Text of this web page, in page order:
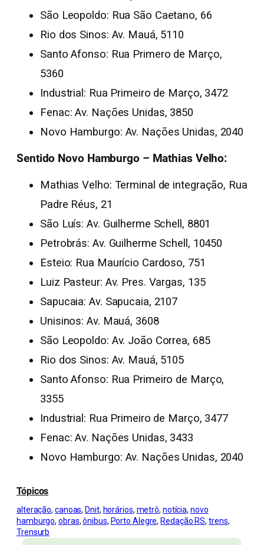
São Leopoldo: Rua São Caetano, 66
Rio dos Sinos: Av. Mauá, 5110
Santo Afonso: Rua Primero de Março,
5360
Industrial: Rua Primeiro de Março, 3472
Fenac: Av. Nações Unidas, 3850
Novo Hamburgo: Av. Nações Unidas, 2040
Sentido Novo Hamburgo – Mathias Velho:
Mathias Velho: Terminal de integração, Rua
Padre Réus, 21
São Luís: Av. Guilherme Schell, 8801
Petrobrás: Av. Guilherme Schell, 10450
Esteio: Rua Maurício Cardoso, 751
Luiz Pasteur: Av. Pres. Vargas, 135
Sapucaia: Av. Sapucaia, 2107
Unisinos: Av. Mauá, 3608
São Leopoldo: Av. João Correa, 685
Rio dos Sinos: Av. Mauá, 5105
Santo Afonso: Rua Primeiro de Março,
3355
Industrial: Rua Primeiro de Março, 3477
Fenac: Av. Nações Unidas, 3433
Novo Hamburgo: Av. Nações Unidas, 2040
Tópicos
alteração, canoas, Dnit, horários, metrô, notícia, novo
hamburgo, obras, ônibus, Porto Alegre, Redação RS, trens
Trensurb